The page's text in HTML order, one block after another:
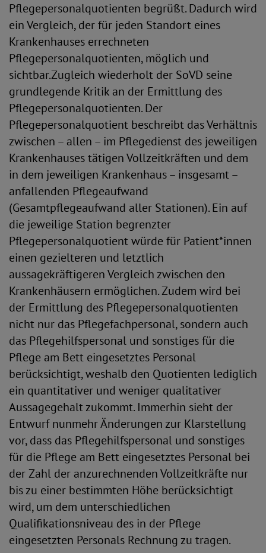
Pflegepersonalquotienten begrüßt. Dadurch wird
ein Vergleich, der für jeden Standort eines
Krankenhauses errechneten
Pflegepersonalquotienten, möglich und
sichtbar.Zugleich wiederholt der SoVD seine
grundlegende Kritik an der Ermittlung des
Pflegepersonalquotienten. Der
Pflegepersonalquotient beschreibt das Verhältnis
zwischen – allen – im Pflegedienst des jeweiligen
Krankenhauses tätigen Vollzeitkräften und dem
in dem jeweiligen Krankenhaus – insgesamt –
anfallenden Pflegeaufwand
(Gesamtpflegeaufwand aller Stationen). Ein auf
die jeweilige Station begrenzter
Pflegepersonalquotient würde für Patient*innen
einen gezielteren und letztlich
aussagekräftigeren Vergleich zwischen den
Krankenhäusern ermöglichen. Zudem wird bei
der Ermittlung des Pflegepersonalquotienten
nicht nur das Pflegefachpersonal, sondern auch
das Pflegehilfspersonal und sonstiges für die
Pflege am Bett eingesetztes Personal
berücksichtigt, weshalb den Quotienten lediglich
ein quantitativer und weniger qualitativer
Aussagegehalt zukommt. Immerhin sieht der
Entwurf nunmehr Änderungen zur Klarstellung
vor, dass das Pflegehilfspersonal und sonstiges
für die Pflege am Bett eingesetztes Personal bei
der Zahl der anzurechnenden Vollzeitkräfte nur
bis zu einer bestimmten Höhe berücksichtigt
wird, um dem unterschiedlichen
Qualifikationsniveau des in der Pflege
eingesetzten Personals Rechnung zu tragen.